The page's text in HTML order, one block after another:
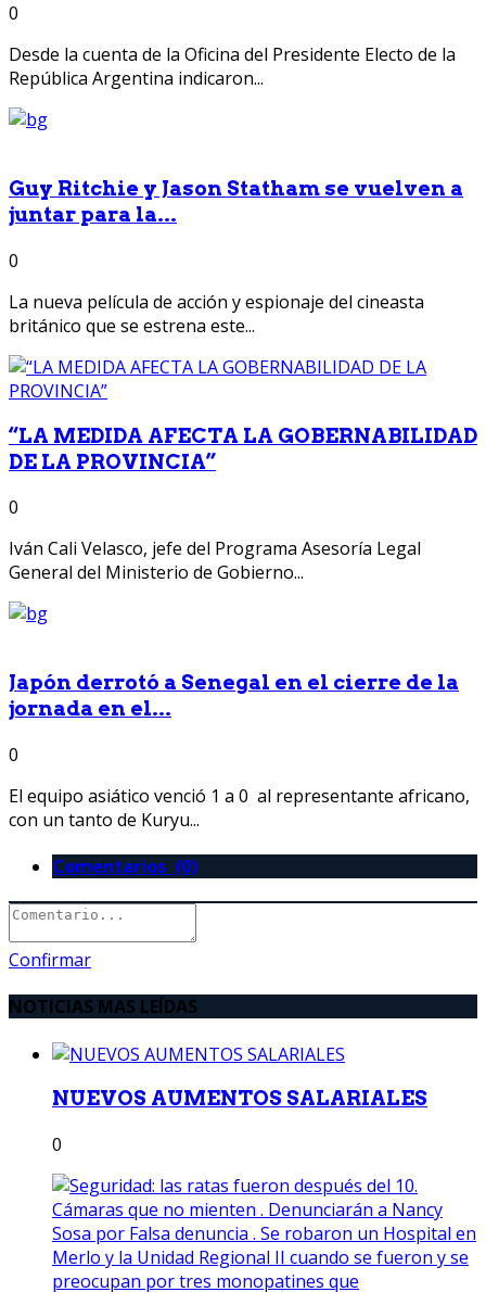
0
Desde la cuenta de la Oficina del Presidente Electo de la
República Argentina indicaron...
Guy Ritchie y Jason Statham se vuelven a
juntar para la...
0
La nueva película de acción y espionaje del cineasta
británico que se estrena este...
“LA MEDIDA AFECTA LA GOBERNABILIDAD
DE LA PROVINCIA”
0
Iván Cali Velasco, jefe del Programa Asesoría Legal
General del Ministerio de Gobierno...
Japón derrotó a Senegal en el cierre de la
jornada en el...
0
El equipo asiático venció 1 a 0 al representante africano,
con un tanto de Kuryu...
Comentarios (0)
Confirmar
NOTICIAS MAS LEÍDAS
NUEVOS AUMENTOS SALARIALES
0